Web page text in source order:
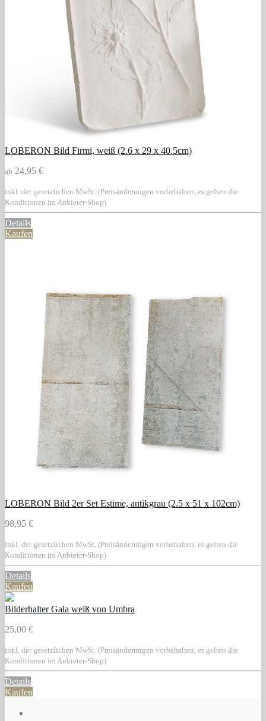
LOBERON Bild Firmi, weiß (2.6 x 29 x 40.5cm)
ab 24,95 €
inkl. der gesetzlichen MwSt. (Preisänderungen vorbehalten, es gelten die
Konditionen im Anbieter-Shop)
Details
Kaufen
LOBERON Bild 2er Set Estime, antikgrau (2.5 x 51 x 102cm)
98,95 €
inkl. der gesetzlichen MwSt. (Preisänderungen vorbehalten, es gelten die
Konditionen im Anbieter-Shop)
Details
Kaufen
Bilderhalter Gala weiß von Umbra
25,00 €
inkl. der gesetzlichen MwSt. (Preisänderungen vorbehalten, es gelten die
Konditionen im Anbieter-Shop)
Details
Kaufen